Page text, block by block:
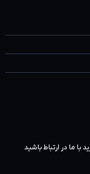
ما در ارتباط باشید